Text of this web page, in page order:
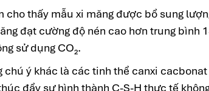
cho thấy mẫu xi măng được bổ sung
đạt cường độ nén cao hơn trung bình
sử dụng CO₂.
chú ý khác là các tinh thể canxi
đẩy sự hình thành C-S-H thực tế